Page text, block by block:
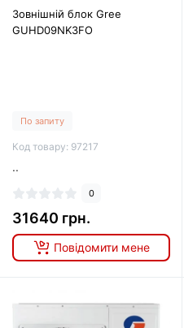
Зовнішній блок Gree
GUHD09NK3FO
По запиту
Код товару: 97217
..
0
31640 грн.
Повідомити мене